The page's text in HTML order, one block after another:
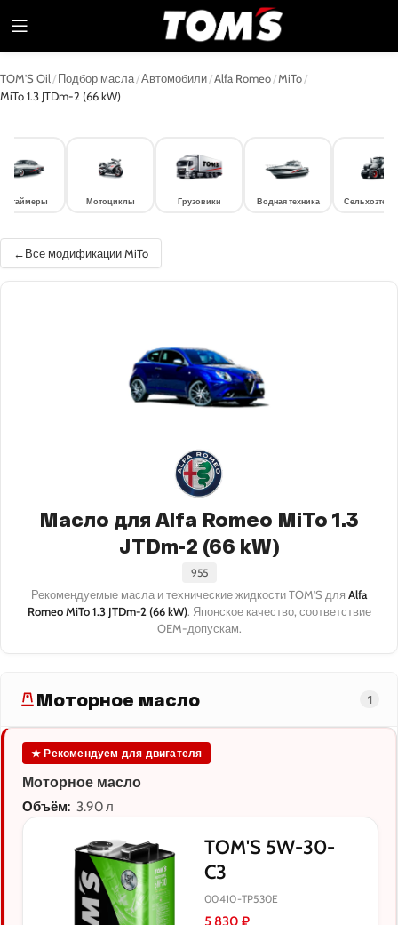
TOM'S Oil /Подбор масла/Автомобили/Alfa Romeo/MiTo/
MiTo 1.3 JTDm-2 (66 kW)
Мотоциклы Грузовики Водная техника
Все модификации MiTo
Масло для Alfa Romeo MiTo 1.3
JTDm-2 (66 kW)
955
Рекомендуемые масла и технические жидкости TOM'S для Alfa
Romeo MiTo 1.3 JTDm-2 (66 kW). Японское качество, соответствие
OEM-допускам.
Моторное масло 1
★ Рекомендуем для двигателя
Моторное масло
Объём: 3.90 л
TOM'S 5W-30-
C3
00410-TP530E
5 830 ₽